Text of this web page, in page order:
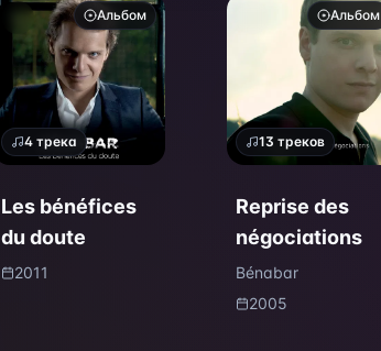
Альбом
4 трека
Les bénéfices
du doute
2011
Альбом
13 треков
Reprise des
négociations
Bénabar
2005